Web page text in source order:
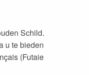
Schild.
u te bieden
(Futaie